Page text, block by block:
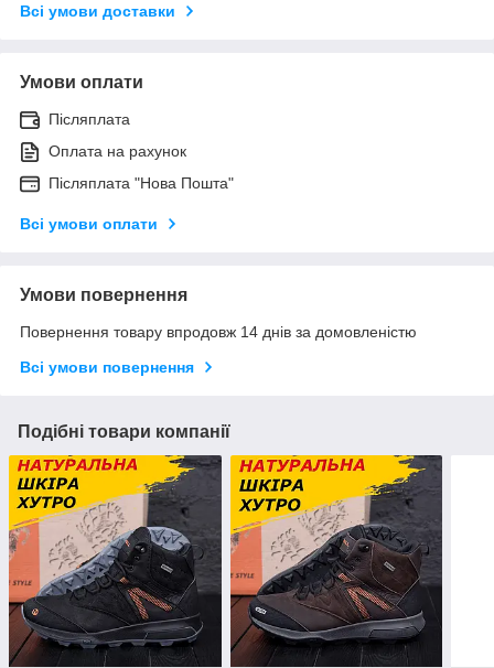
Всі умови доставки
Умови оплати
Післяплата
Оплата на рахунок
Післяплата "Нова Пошта"
Всі умови оплати
Умови повернення
Повернення товару впродовж 14 днів за домовленістю
Всі умови повернення
Подібні товари компанії